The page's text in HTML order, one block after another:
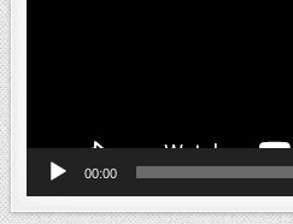
00:00